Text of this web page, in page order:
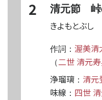
2 清元節 峠
きよもとぶし
作詞： 渥美清
（二世 清元
浄瑠璃 ： 清元
味線 ： 四世